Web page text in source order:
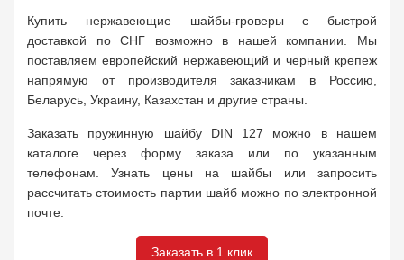
Купить нержавеющие шайбы-гроверы с быстрой
доставкой по СНГ возможно в нашей компании. Мы
поставляем европейский нержавеющий и черный крепеж
напрямую от производителя заказчикам в Россию,
Беларусь, Украину, Казахстан и другие страны.
Заказать пружинную шайбу DIN 127 можно в нашем
каталоге через форму заказа или по указанным
телефонам. Узнать цены на шайбы или запросить
рассчитать стоимость партии шайб можно по электронной
почте.
Заказать в 1 клик